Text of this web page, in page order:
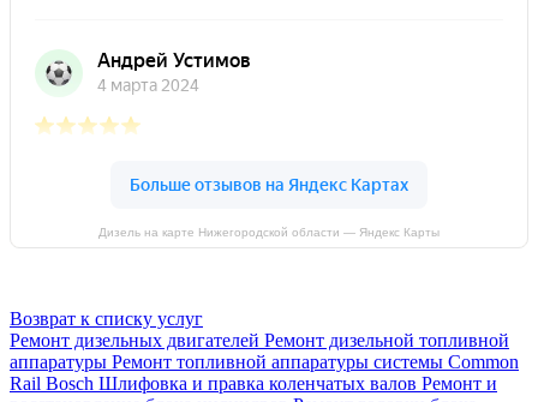
Дизель на карте Нижегородской области — Яндекс Карты
Возврат к списку услуг
Ремонт дизельных двигателей Ремонт дизельной топливной
аппаратуры Ремонт топливной аппаратуры системы Common
Rail Bosch Шлифовка и правка коленчатых валов Ремонт и